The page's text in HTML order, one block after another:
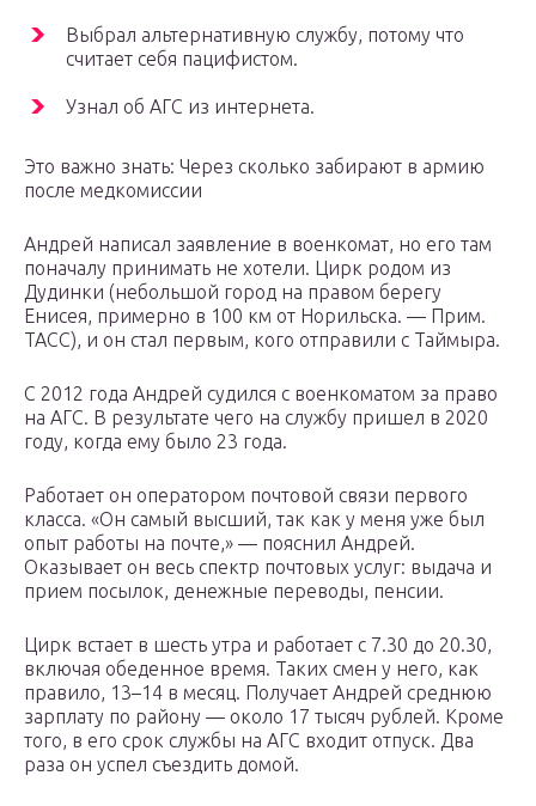
Выбрал альтернативную службу, потому что
считает себя пацифистом.
Узнал об АГС из интернета.
Это важно знать: Через сколько забирают в армию
после медкомиссии
Андрей написал заявление в военкомат, но его там
поначалу принимать не хотели. Цирк родом из
Дудинки (небольшой город на правом берегу
Енисея, примерно в 100 км от Норильска. — Прим.
ТАСС), и он стал первым, кого отправили с Таймыра.
С 2012 года Андрей судился с военкоматом за право
на АГС. В результате чего на службу пришел в 2020
году, когда ему было 23 года.
Работает он оператором почтовой связи первого
класса. «Он самый высший, так как у меня уже был
опыт работы на почте,» — пояснил Андрей.
Оказывает он весь спектр почтовых услуг: выдача и
прием посылок, денежные переводы, пенсии.
Цирк встает в шесть утра и работает с 7.30 до 20.30,
включая обеденное время. Таких смен у него, как
правило, 13–14 в месяц. Получает Андрей среднюю
зарплату по району — около 17 тысяч рублей. Кроме
того, в его срок службы на АГС входит отпуск. Два
раза он успел съездить домой.